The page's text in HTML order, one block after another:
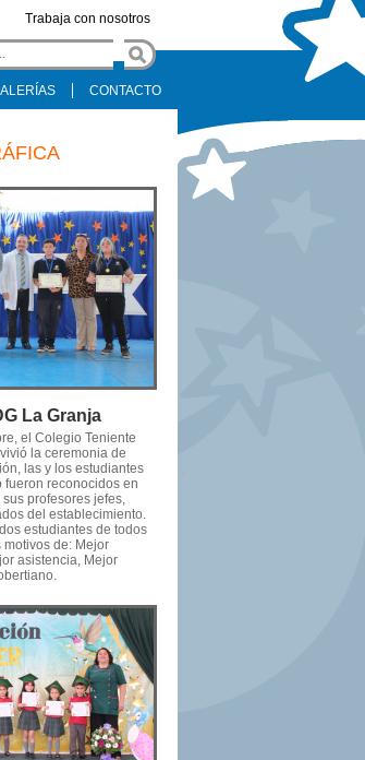
Trabaja con nosotros
CONTACTO
La Granja
el Colegio Teniente
la ceremonia de
las y los estudiantes
fueron reconocidos en
profesores jefes,
del establecimiento.
estudiantes de todos
motivos de: Mejor
asistencia, Mejor